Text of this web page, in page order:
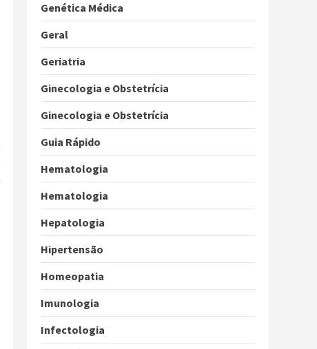
Genética Médica
Geral
Geriatria
Ginecologia e Obstetrícia
Ginecologia e Obstetrícia
Guia Rápido
Hematologia
Hematologia
Hepatologia
Hipertensão
Homeopatia
Imunologia
Infectologia